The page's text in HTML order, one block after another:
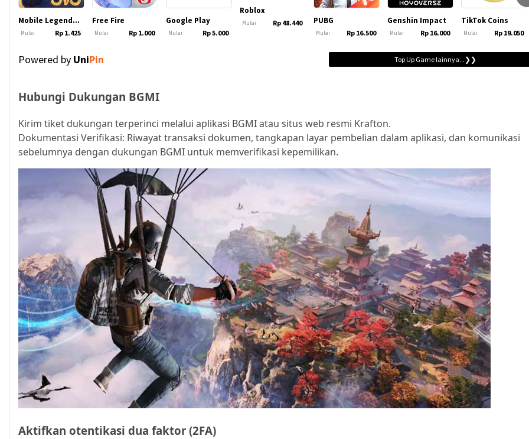
Hubungi Dukungan BGMI
Kirim tiket dukungan terperinci melalui aplikasi BGMI atau situs web resmi Krafton.
Dokumentasi Verifikasi: Riwayat transaksi dokumen, tangkapan layar pembelian dalam aplikasi, dan komunikasi
sebelumnya dengan dukungan BGMI untuk memverifikasi kepemilikan.
Aktifkan otentikasi dua faktor (2FA)